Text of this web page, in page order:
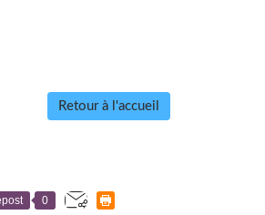
Retour à l'accueil
0